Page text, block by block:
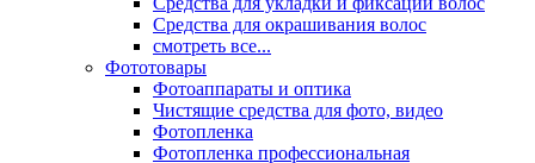
Средства для окрашивания волос
смотреть все...
Фототовары
Фотоаппараты и оптика
Чистящие средства для фото, видео
Фотопленка
Фотопленка профессиональная